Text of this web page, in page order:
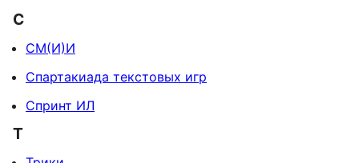
С
СМ(И)И
Спартакиада текстовых игр
Спринт ИЛ
Т